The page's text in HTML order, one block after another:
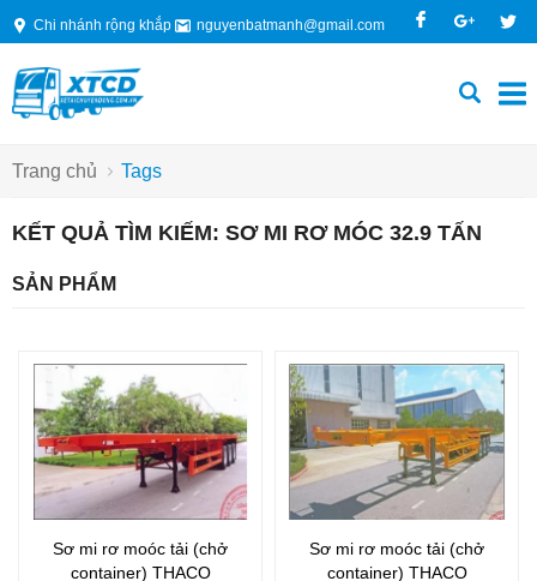
Chi nhánh rộng khắp nguyenbatmanh@gmail.com
Trang chủ Tags
KẾT QUẢ TÌM KIẾM: SƠ MI RƠ MÓC 32.9 TẤN
SẢN PHẨM
Sơ mi rơ moóc tải (chở
container) THACO
Sơ mi rơ moóc tải (chở
container) THACO